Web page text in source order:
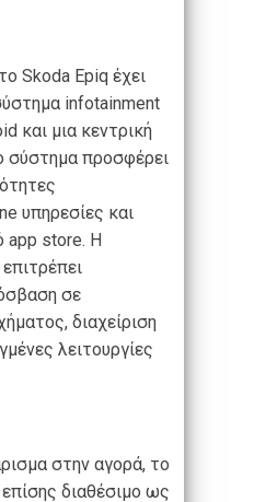
Skoda Epiq έχει
infotainment
και μια κεντρική
σύστημα προσφέρει
υπηρεσίες και
app store. Η
σε
διαχείριση
λειτουργίες
στην αγορά, το
διαθέσιμο ως